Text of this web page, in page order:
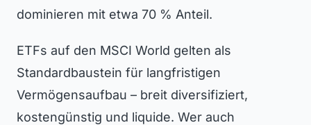
dominieren mit etwa 70 % Anteil.
ETFs auf den MSCI World gelten als
Standardbaustein für langfristigen
Vermögensaufbau – breit diversifiziert,
kostengünstig und liquide. Wer auch